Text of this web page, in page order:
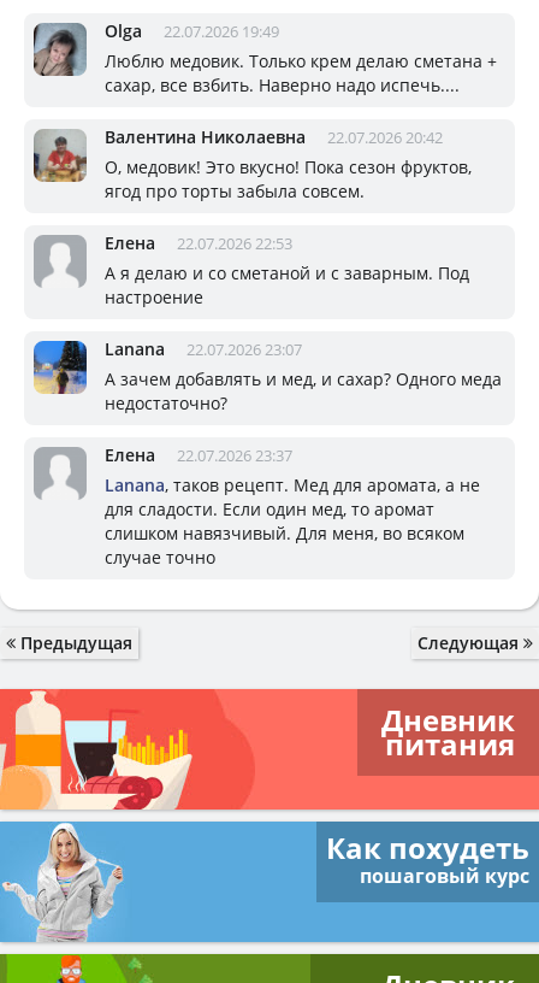
Olga 22.07.2026 19:49
Люблю медовик. Только крем делаю сметана +
сахар, все взбить. Наверно надо испечь....
Валентина Николаевна 22.07.2026 20:42
О, медовик! Это вкусно! Пока сезон фруктов,
ягод про торты забыла совсем.
Елена 22.07.2026 22:53
А я делаю и со сметаной и с заварным. Под
настроение
Lanana 22.07.2026 23:07
А зачем добавлять и мед, и сахар? Одного меда
недостаточно?
Елена 22.07.2026 23:37
Lanana, таков рецепт. Мед для аромата, а не
для сладости. Если один мед, то аромат
слишком навязчивый. Для меня, во всяком
случае точно
Предыдущая Следующая
Дневник
питания
Как похудеть
пошаговый курс